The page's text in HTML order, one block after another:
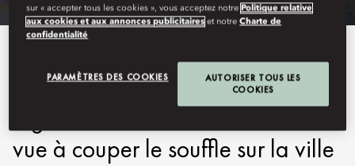
Conçus avec soin, nos
hébergements sont des refuges où
vue à couper le souffle sur la ville
sur « accepter tous les cookies », vous acceptez notre Politique relative
aux cookies et aux annonces publicitaires et notreCharte de
confidentialité
PARAMÈTRES DES COOKIES
AUTORISER TOUS LES
COOKIES